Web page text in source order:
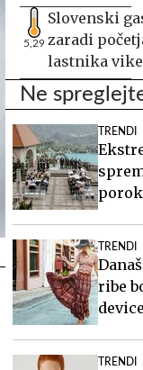
5,29
Slovenski
zaradi
lastnika
Ne
TRENDI
TRENDI
ribe
TRENDI